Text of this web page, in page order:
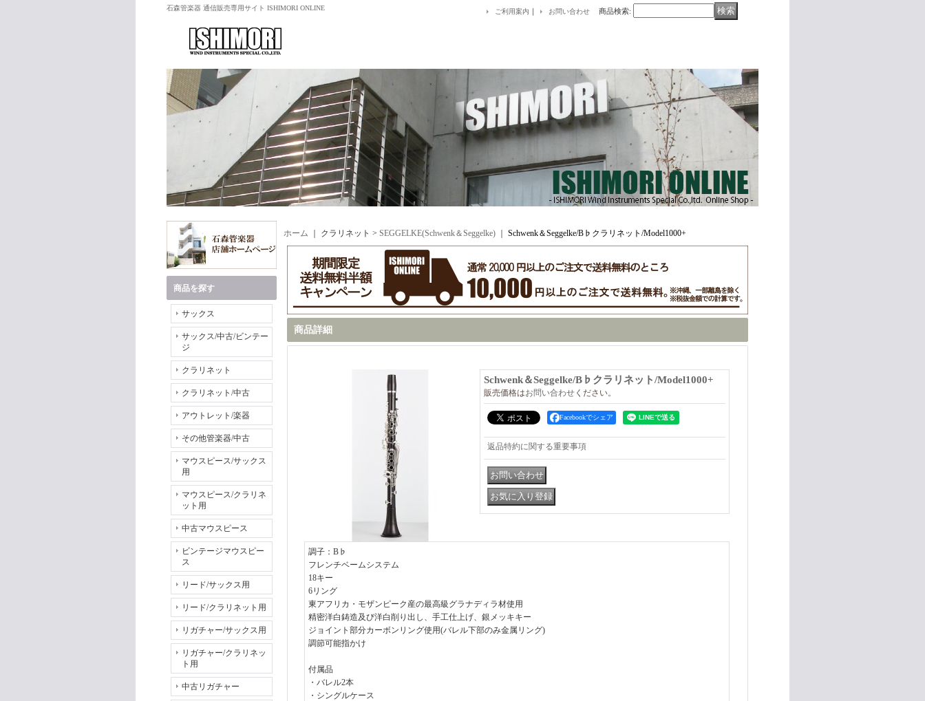
石森管楽器 通信販売専用サイト ISHIMORI ONLINE ご利用案内 ｜ お問い合わせ 商品検索:
商品を探す
サックス
サックス/中古/ビンテー
ジ
クラリネット
クラリネット/中古
アウトレット/楽器
その他管楽器/中古
マウスピース/サックス
用
マウスピース/クラリネ
ット用
中古マウスピース
ビンテージマウスピー
ス
リード/サックス用
リード/クラリネット用
リガチャー/サックス用
リガチャー/クラリネッ
ト用
中古リガチャー
ホーム ｜ クラリネット > SEGGELKE(Schwenk＆Seggelke) Schwenk＆Seggelke/B♭クラリネット/Model1000+
商品詳細
Schwenk＆Seggelke/B♭クラリネット/Model1000+
販売価格はお問い合わせ ください。
Facebookでシェア
返品特約に関する重要事項
調子：B♭
フレンチベームシステム
18キー
6リング
東アフリカ・モザンピーク産の最高級グラナディラ材使用
精密洋白鋳造及び洋白削り出し、手工仕上げ、銀メッキキー
ジョイント部分カーボンリング使用(バレル下部のみ金属リング)
調節可能指かけ
付属品
・バレル2本
・シングルケース